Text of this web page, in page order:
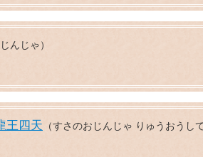
んじゃ）
王四天 （すさのおじんじゃ りゅうおうし